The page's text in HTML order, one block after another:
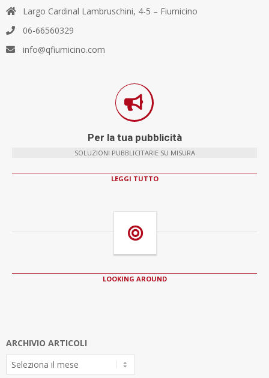
Largo Cardinal Lambruschini, 4-5 – Fiumicino
06-66560329
info@qfiumicino.com
Per la tua pubblicità
SOLUZIONI PUBBLICITARIE SU MISURA
LEGGI TUTTO
LOOKING AROUND
ARCHIVIO ARTICOLI
Archivio
Articoli